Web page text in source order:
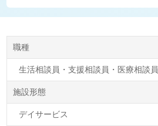
職種
生活相談員・支援相談員・医療相談員
施設形態
デイサービス